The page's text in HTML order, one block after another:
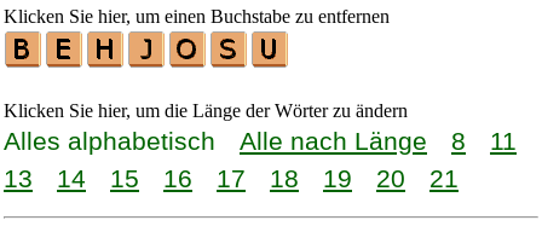
Klicken Sie hier, um einen Buchstabe zu entfernen
Klicken Sie hier, um die Länge der Wörter zu ändern
Alles alphabetisch Alle nach Länge 8
11
13
14 15 16 17 18 19 20 21